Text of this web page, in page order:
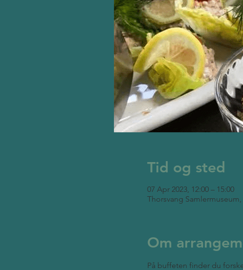
Tid og sted
07 Apr 2023, 12:00 – 15:00
Thorsvang
Om
På buffeten finder du